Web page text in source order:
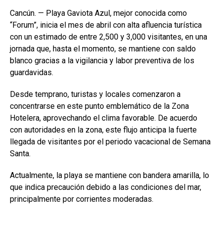
Cancún. — Playa Gaviota Azul, mejor conocida como
“Forum”, inicia el mes de abril con alta afluencia turística
con un estimado de entre 2,500 y 3,000 visitantes, en una
jornada que, hasta el momento, se mantiene con saldo
blanco gracias a la vigilancia y labor preventiva de los
guardavidas.
Desde temprano, turistas y locales comenzaron a
concentrarse en este punto emblemático de la Zona
Hotelera, aprovechando el clima favorable. De acuerdo
con autoridades en la zona, este flujo anticipa la fuerte
llegada de visitantes por el periodo vacacional de Semana
Santa.
Actualmente, la playa se mantiene con bandera amarilla, lo
que indica precaución debido a las condiciones del mar,
principalmente por corrientes moderadas.